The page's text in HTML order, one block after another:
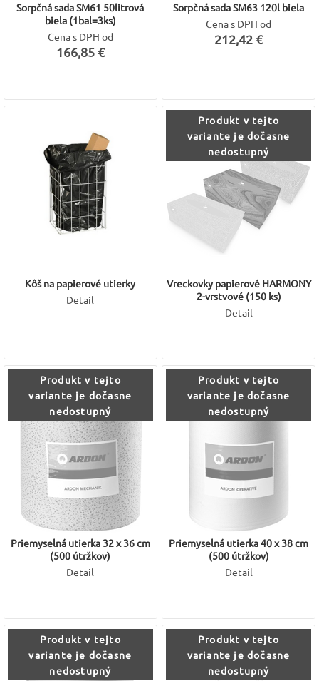
Sorpčná sada SM61 50litrová
biela (1bal=3ks)
Cena s DPH od
166,85 €
Sorpčná sada SM63 120l biela
Cena s DPH od
212,42 €
Kôš na papierové utierky
Detail
Produkt v tejto
variante je dočasne
nedostupný
Vreckovky papierové HARMONY
2-vrstvové (150 ks)
Detail
Produkt v tejto
variante je dočasne
nedostupný
Priemyselná utierka 32 x 36 cm
(500 útržkov)
Detail
Produkt v tejto
variante je dočasne
nedostupný
Priemyselná utierka 40 x 38 cm
(500 útržkov)
Detail
Produkt v tejto
variante je dočasne
nedostupný
Produkt v tejto
variante je dočasne
nedostupný